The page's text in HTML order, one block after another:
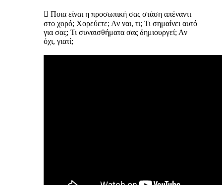
 Ποια είναι η προσωπική σας στάση απέναντι
στο χορό; Χορεύετε; Αν ναι, τι; Τι σημαίνει αυτό
για σας; Τι συναισθήματα σας δημιουργεί; Αν
όχι, γιατί;